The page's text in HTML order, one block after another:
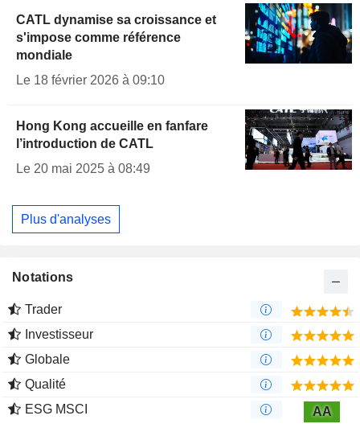
CATL dynamise sa croissance et
s'impose comme référence
mondiale
Le 18 février 2026 à 09:10
Hong Kong accueille en fanfare
l’introduction de CATL
Le 20 mai 2025 à 08:49
Plus d'analyses
Notations
Trader
Investisseur
Globale
Qualité
ESG MSCI
AA